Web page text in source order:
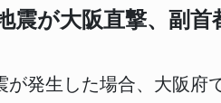
震が大阪直撃、副首
が発生した場合、大阪府